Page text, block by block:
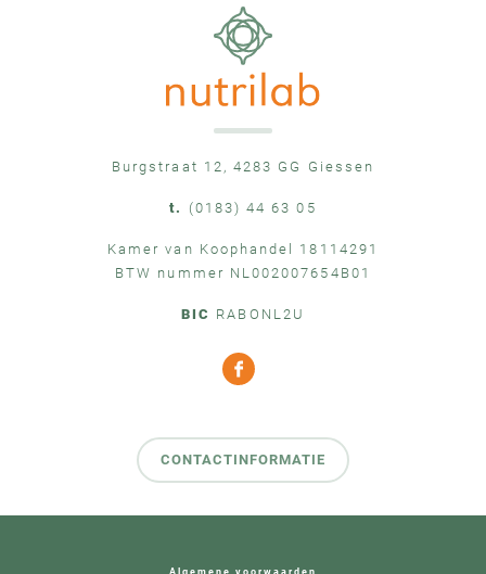
Burgstraat 12, 4283 GG Giessen
t. (0183) 44 63 05
Kamer van Koophandel 18114291
BTW nummer NL002007654B01
BIC RABONL2U
CONTACTINFORMATIE